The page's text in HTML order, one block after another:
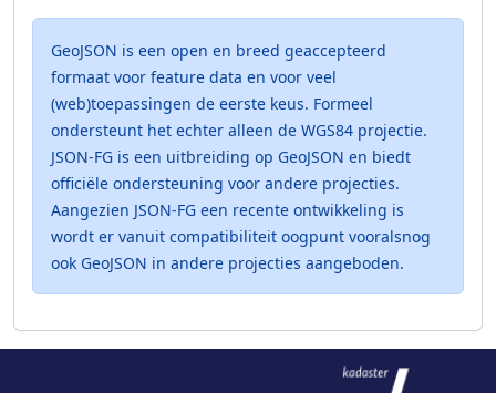
GeoJSON is een open en breed geaccepteerd
formaat voor feature data en voor veel
(web)toepassingen de eerste keus. Formeel
ondersteunt het echter alleen de WGS84 projectie.
JSON-FG is een uitbreiding op GeoJSON en biedt
officiële ondersteuning voor andere projecties.
Aangezien JSON-FG een recente ontwikkeling is
wordt er vanuit compatibiliteit oogpunt vooralsnog
ook GeoJSON in andere projecties aangeboden.